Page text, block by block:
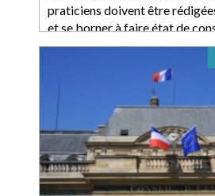
praticiens doivent être
et se borner à faire état de
médicales